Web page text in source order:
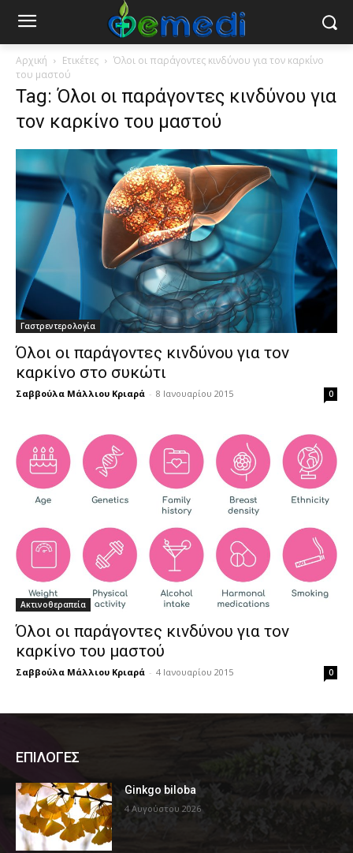
Αρχική Ετικέτες
Όλοι οι παράγοντες κινδύνου για τον καρκίνο
του μαστού
Tag: Όλοι οι παράγοντες κινδύνου για
τον καρκίνο του μαστού
Γαστρεντερολογία
Όλοι οι παράγοντες κινδύνου για τον
καρκίνο στο συκώτι
Σαββούλα Μάλλιου Κριαρά - 8 Ιανουαρίου 2015 0
Ακτινοθεραπεία
Όλοι οι παράγοντες κινδύνου για τον
καρκίνο του μαστού
Σαββούλα Μάλλιου Κριαρά - 4 Ιανουαρίου 2015 0
ΕΠΙΛΟΓΕΣ
Ginkgo biloba
4 Αυγούστου 2026